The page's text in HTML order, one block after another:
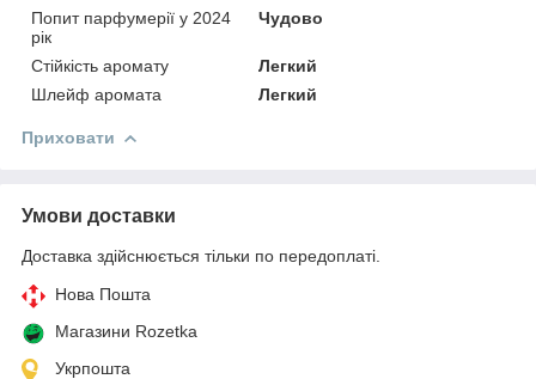
Попит парфумерії у 2024
рік
Чудово
Стійкість аромату
Легкий
Шлейф аромата
Легкий
Приховати
Умови доставки
Доставка здійснюється тільки по передоплаті.
Нова Пошта
Магазини Rozetka
Укрпошта